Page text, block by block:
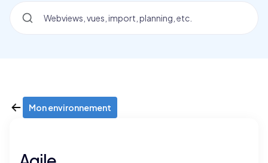
Mon environnement